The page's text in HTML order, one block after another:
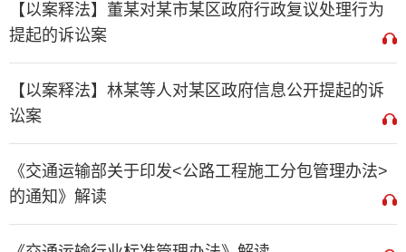
【以案释法】董某对某市某区政府行政复议处理行为
提起的诉讼案
【以案释法】林某等人对某区政府信息公开提起的诉
讼案
《交通运输部关于印发<公路工程施工分包管理办法>
的通知》解读